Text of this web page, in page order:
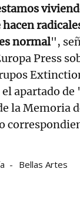
normal",
Press
apartado
la Memoria
Bellas Artes